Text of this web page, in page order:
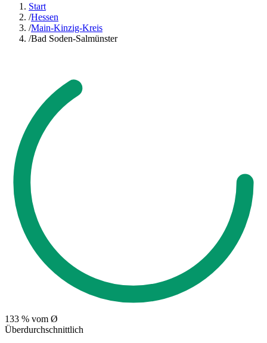
Start
/Hessen
/Main-Kinzig-Kreis
/Bad Soden-Salmünster
133 % vom Ø
Überdurchschnittlich